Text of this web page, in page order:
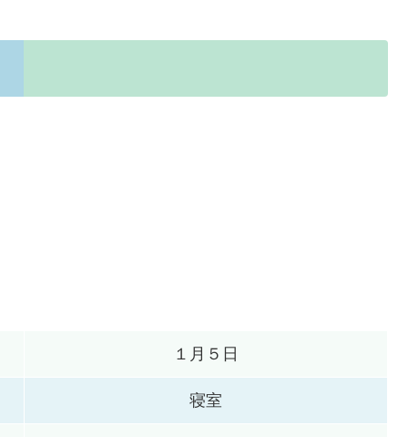
１月５日
寝室